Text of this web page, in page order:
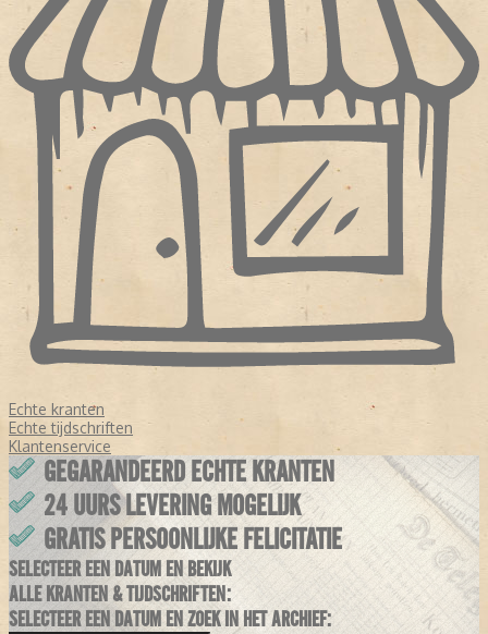
Echte kranten
Echte tijdschriften
Klantenservice
GEGARANDEERD ECHTE KRANTEN
24 UURS LEVERING MOGELIJK
GRATIS PERSOONLIJKE FELICITATIE
SELECTEER EEN DATUM EN BEKIJK
ALLE KRANTEN & TIJDSCHRIFTEN:
SELECTEER EEN DATUM EN ZOEK IN HET ARCHIEF: